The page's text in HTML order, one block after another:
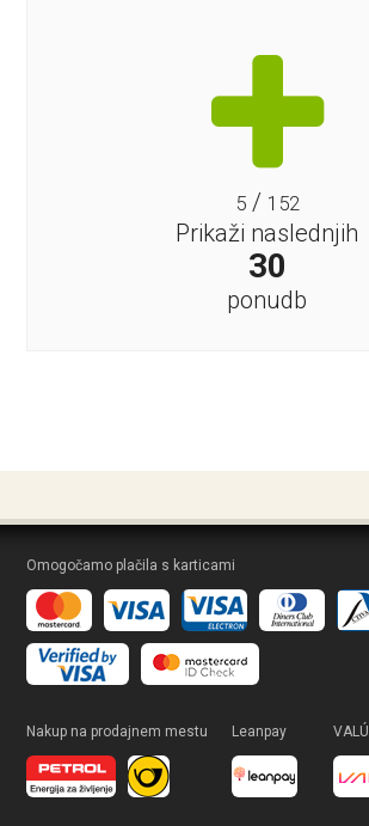
5/ 152
Prikaži naslednjih
30
ponudb
Omogočamo plačila s karticami
Nakup na prodajnem mestu Leanpay VALÚ